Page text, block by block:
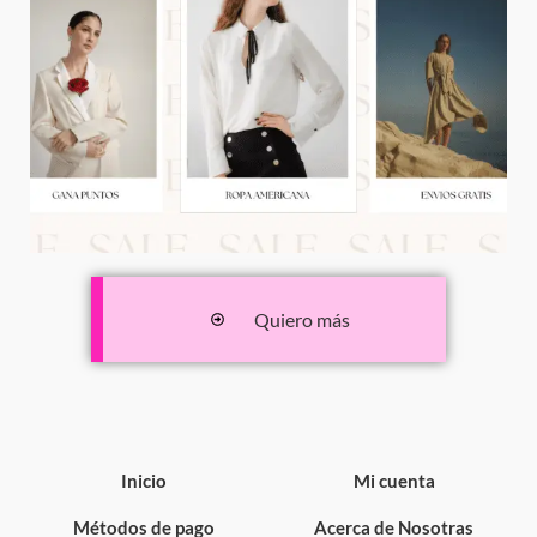
Quiero más
Inicio
Métodos de pago
Mi cuenta
Acerca de Nosotras